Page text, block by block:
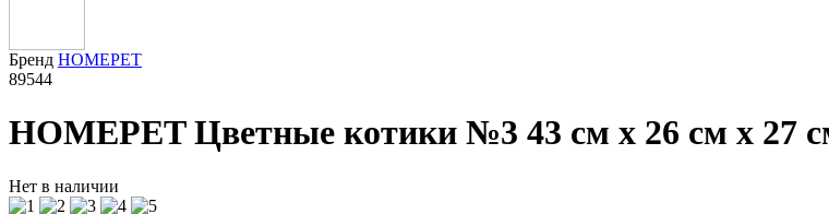
Бренд HOMEPET
89544
HOMEPET Цветные котики №3 43 см х 26 см х 27
Нет в наличии